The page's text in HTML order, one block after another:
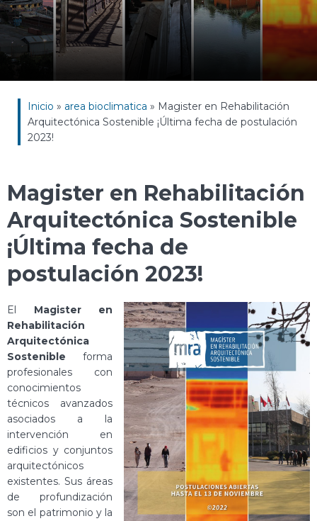
Inicio » area bioclimatica » Magister en Rehabilitación
Arquitectónica Sostenible ¡Última fecha de postulación
2023!
Magister en Rehabilitación
Arquitectónica Sostenible
¡Última fecha de
postulación 2023!
El Magister en
Rehabilitación
Arquitectónica
Sostenible forma
profesionales con
conocimientos
técnicos avanzados
asociados a la
intervención en
edificios y conjuntos
arquitectónicos
existentes. Sus áreas
de profundización
son el patrimonio y la